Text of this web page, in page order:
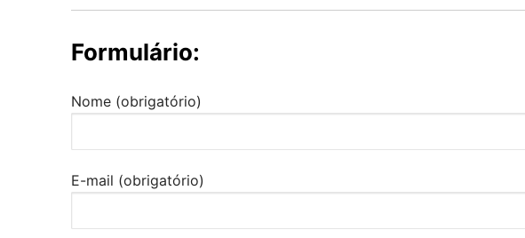
Formulário:
Nome (obrigatório)
E-mail (obrigatório)